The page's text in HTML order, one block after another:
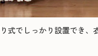
式でしっかり設置でき、